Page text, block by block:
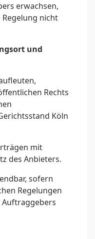
erwachsen,
nicht
und
Rechts
Köln
mit
des Anbieters.
sofern
Regelungen